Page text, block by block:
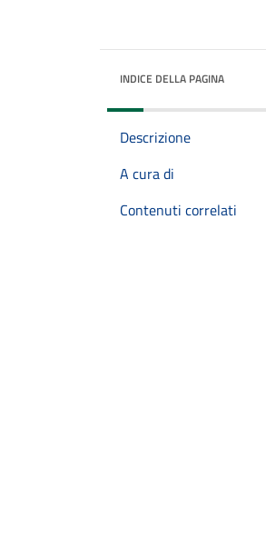
INDICE DELLA PAGINA
Descrizione
A cura di
Contenuti correlati